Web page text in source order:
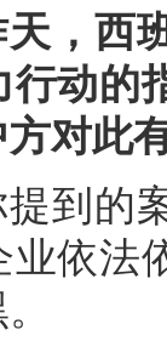
，西
动的
对此
到的
业依法